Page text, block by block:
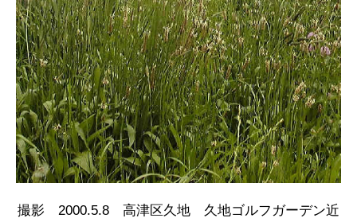
撮影 2000.5.8 高津区久地 久地ゴルフガーデン近